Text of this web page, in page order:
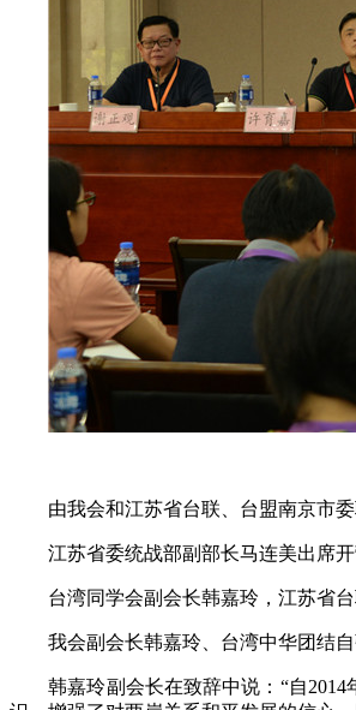
由我会和江苏省台联、台盟南京市委
江苏省委统战部副部长马连美出席开
台湾同学会副会长韩嘉玲，江苏省台
我会副会长韩嘉玲、台湾中华团结自
韩嘉玲副会长在致辞中说：“自2014